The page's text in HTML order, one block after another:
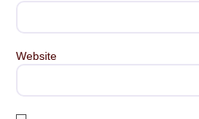
Website